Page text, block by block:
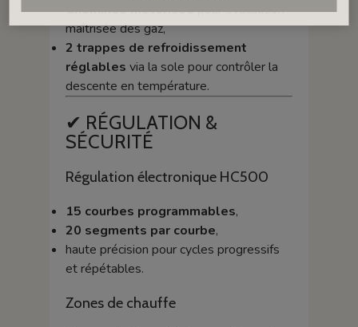
Cheminée motoriséepour évacuation
maîtrisée des gaz,
2 trappes de refroidissement
réglables via la sole pour contrôler la
descente en température.
✔ RÉGULATION &
SÉCURITÉ
Régulation électronique HC500
15 courbes programmables,
20 segments par courbe,
haute précision pour cycles progressifs
et répétables.
Zones de chauffe